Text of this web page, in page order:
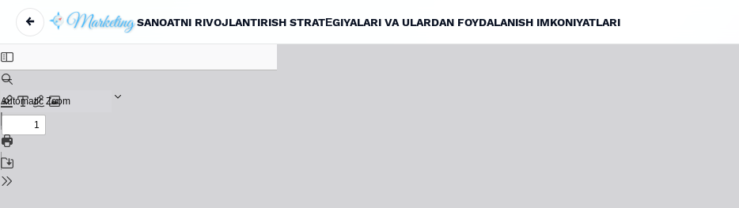
←
Вернуться к Подробностям о статье
SANOATNI RIVOJLANTIRISH STRATЕGIYALARI VA ULARDAN FOYDALANISH IMKONIYATLARI